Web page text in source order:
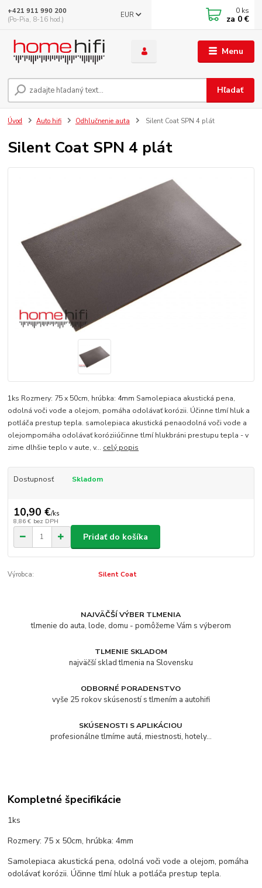
Menu
EUR
Hľadať
+421 911 990 200
(Po-Pia, 8-16 hod.)
0 ks
za 0 €
Úvod Auto hifi Odhlučnenie auta Silent Coat SPN 4 plát
Silent Coat SPN 4 plát
1ks Rozmery: 75 x 50cm, hrúbka: 4mm Samolepiaca akustická pena,
odolná voči vode a olejom, pomáha odolávať korózii. Účinne tlmí hluk a
potláča prestup tepla. samolepiaca akustická penaodolná voči vode a
olejompomáha odolávať koróziiúčinne tlmí hlukbráni prestupu tepla - v
zime dlhšie teplo v aute, v... celý popis
Dostupnosť Skladom
10,90 €/ks
8,86 € bez DPH
Pridať do košíka
Výrobca: Silent Coat
NAJVÄČŠÍ VÝBER TLMENIA
tlmenie do auta, lode, domu - pomôžeme Vám s výberom
TLMENIE SKLADOM
najväčší sklad tlmenia na Slovensku
ODBORNÉ PORADENSTVO
vyše 25 rokov skúseností s tlmením a autohifi
SKÚSENOSTI S APLIKÁCIOU
profesionálne tlmíme autá, miestnosti, hotely...
Kompletné špecifikácie
1ks
Rozmery: 75 x 50cm, hrúbka: 4mm
Samolepiaca akustická pena, odolná voči vode a olejom, pomáha
odolávať korózii. Účinne tlmí hluk a potláča prestup tepla.